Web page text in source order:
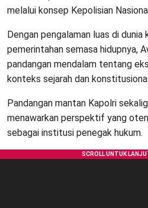
melalui konsep Kepolisian
Dengan pengalaman luas di dunia
pemerintahan semasa hidupnya,
pandangan mendalam tentang
konteks sejarah dan
Pandangan mantan Kapolri
menawarkan perspektif yang
sebagai institusi penegak hukum.